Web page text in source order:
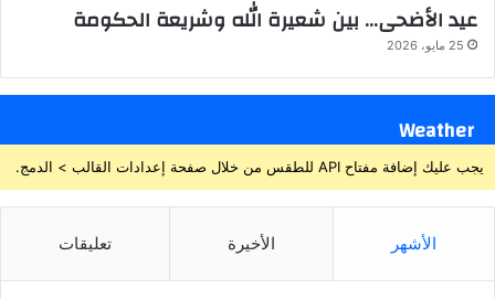
عيد الأضحى… بين شعيرة الله وشريعة الحكومة
25 مايو، 2026
Weather
يجب عليك إضافة مفتاح API للطقس من خلال صفحة إعدادات القالب > الدمج.
الأشهر الأخيرة تعليقات